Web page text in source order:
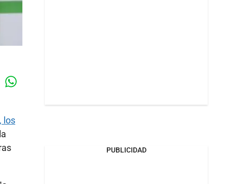
los
PUBLICIDAD